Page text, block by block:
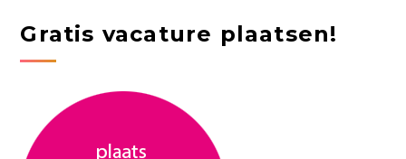
Gratis vacature plaatsen!